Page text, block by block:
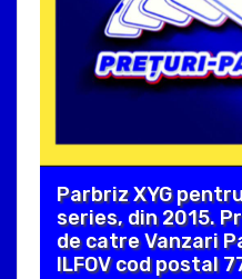
Parbriz XYG pentru
series, din 2015.
de catre Vanzari
ILFOV cod postal